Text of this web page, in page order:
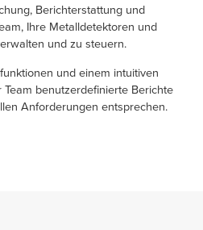
Berichterstattung und
Ihre Metalldetektoren und
und zu steuern.
und einem intuitiven
benutzerdefinierte Berichte
Anforderungen entsprechen.